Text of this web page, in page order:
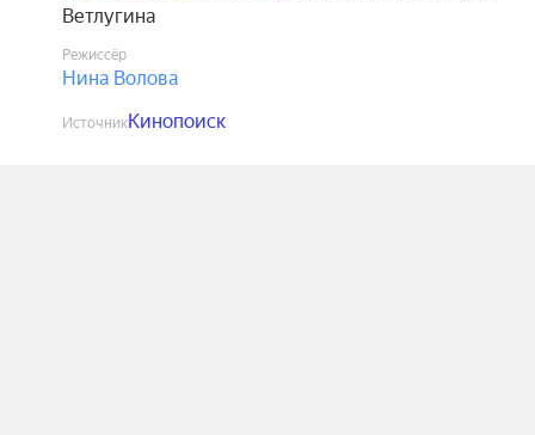
Ветлугина
Режиссёр
Нина Волова
ИсточникКинопоиск